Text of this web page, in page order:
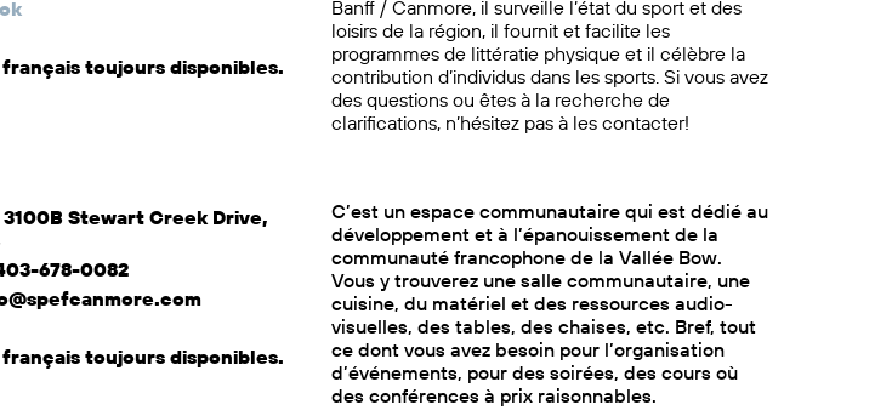
toujours disponibles.
Banff / Canmore, il surveille l’état du sport et des
loisirs de la région, il fournit et facilite les
programmes de littératie physique et il célèbre la
contribution d’individus dans les sports. Si vous avez
des questions ou êtes à la recherche de
clarifications, n’hésitez pas à les contacter!
Stewart Creek Drive,
678-0082
toujours disponibles.
C’est un espace communautaire qui est dédié au
développement et à l’épanouissement de la
communauté francophone de la Vallée Bow.
Vous y trouverez une salle communautaire, une
cuisine, du matériel et des ressources audio-
visuelles, des tables, des chaises, etc. Bref, tout
ce dont vous avez besoin pour l’organisation
d’événements, pour des soirées, des cours où
des conférences à prix raisonnables.